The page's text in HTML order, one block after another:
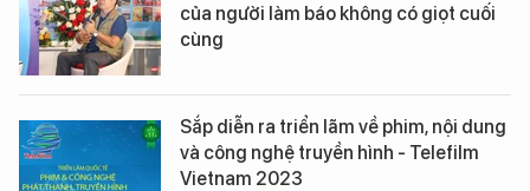
của người làm báo không có giọt cuối
cùng
Sắp diễn ra triển lãm về phim, nội dung
và công nghệ truyền hình - Telefilm
Vietnam 2023